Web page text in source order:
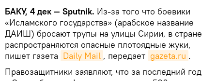
БАКУ, 4 дек — Sputnik. Из-за того что боевики
«Исламского государства» (арабское название
ДАИШ) бросают трупы на улицы Сирии, в стране
распространяются опасные плотоядные жуки,
пишет газета Daily Mail , передает gazeta.ru .
Правозащитники заявляют, что за последний год